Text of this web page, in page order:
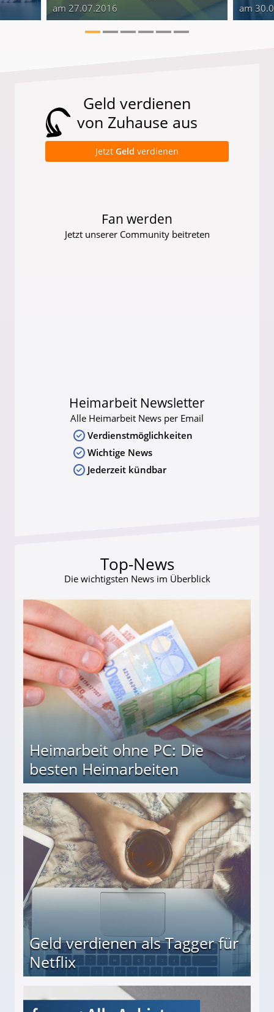
am 27.07.2016 am
Geld verdienen
von Zuhause aus
Jetzt Geld verdienen
Fan werden
Jetzt unserer Community beitreten
Heimarbeit Newsletter
Alle Heimarbeit News per Email
Verdienstmöglichkeiten
Wichtige News
Jederzeit kündbar
Top-News
Die wichtigsten News im Überblick
Heimarbeit ohne PC: Die
besten Heimarbeiten
Geld verdienen als Tagger für
Netflix